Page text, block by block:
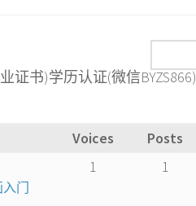
证书)学历认证(微信BYZS866)
Voices Posts
入门
1 1